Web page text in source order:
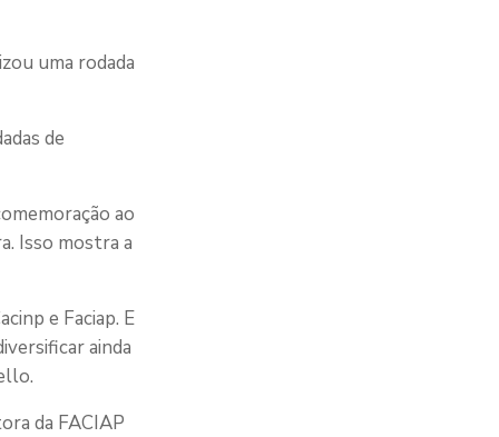
uma rodada
de
ao
Isso mostra a
e Faciap. E
ainda
da FACIAP